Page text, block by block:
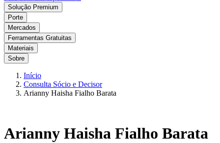
Solução Premium
Porte
Mercados
Ferramentas Gratuitas
Materiais
Sobre
Início
Consulta Sócio e Decisor
Arianny Haisha Fialho Barata
Arianny Haisha Fialho Barata